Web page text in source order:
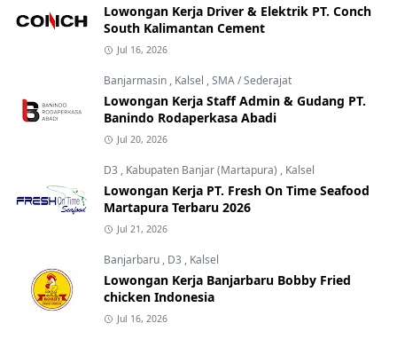
Lowongan Kerja Driver & Elektrik PT. Conch
South Kalimantan Cement
Jul 16, 2026
Banjarmasin , Kalsel ,SMA / Sederajat
Lowongan Kerja Staff Admin & Gudang PT.
Banindo Rodaperkasa Abadi
Jul 20, 2026
D3 , Kabupaten Banjar (Martapura) , Kalsel
Lowongan Kerja PT. Fresh On Time Seafood
Martapura Terbaru 2026
Jul 21, 2026
Banjarbaru , D3 , Kalsel
Lowongan Kerja Banjarbaru Bobby Fried
chicken Indonesia
Jul 16, 2026